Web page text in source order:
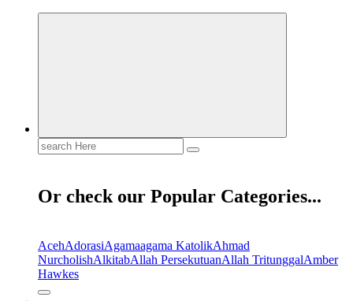
Search
for:
Or check our Popular Categories...
AcehAdorasiAgamaagama KatolikAhmad
NurcholishAlkitabAllah PersekutuanAllah TritunggalAmber
Hawkes